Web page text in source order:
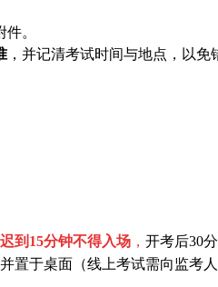
。
，并记清考试时间与地点，以免
迟到 15分钟不得入场 ， 开考后30
置于桌面（线上考试需向监考